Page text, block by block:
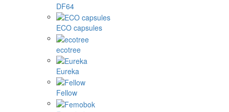
DF64
ECO capsules
ecotree
Eureka
Fellow